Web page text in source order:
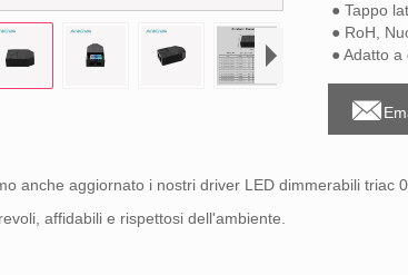
● Tappo
● RoH,
● Adatto

anche aggiornato i nostri driver LED dimmerabili triac
affidabili e rispettosi dell'ambiente.